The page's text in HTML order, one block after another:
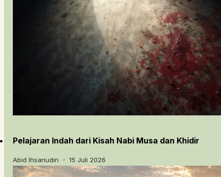
Pelajaran Indah dari Kisah Nabi Musa dan Khidir
Abid Ihsanudin ・ 15 Juli 2026